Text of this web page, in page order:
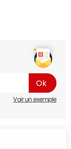
Voir un exemple